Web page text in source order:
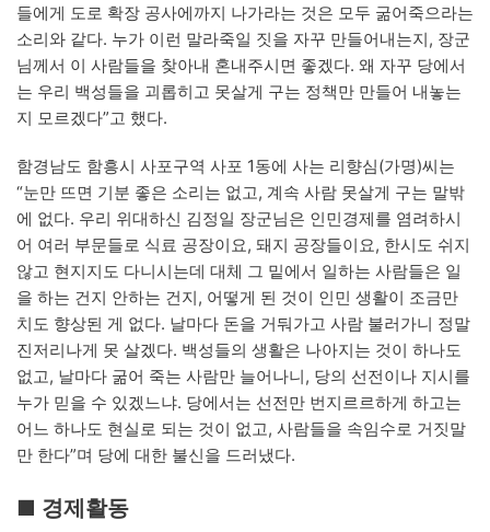
들에게 도로 확장 공사에까지 나가라는 것은 모두 굶어죽으라는
소리와 같다. 누가 이런 말라죽일 짓을 자꾸 만들어내는지, 장군
님께서 이 사람들을 찾아내 혼내주시면 좋겠다. 왜 자꾸 당에서
는 우리 백성들을 괴롭히고 못살게 구는 정책만 만들어 내놓는
지 모르겠다”고 했다.
함경남도 함흥시 사포구역 사포 1동에 사는 리향심(가명)씨는
“눈만 뜨면 기분 좋은 소리는 없고, 계속 사람 못살게 구는 말밖
에 없다. 우리 위대하신 김정일 장군님은 인민경제를 염려하시
어 여러 부문들로 식료 공장이요, 돼지 공장들이요, 한시도 쉬지
않고 현지지도 다니시는데 대체 그 밑에서 일하는 사람들은 일
을 하는 건지 안하는 건지, 어떻게 된 것이 인민 생활이 조금만
치도 향상된 게 없다. 날마다 돈을 거둬가고 사람 불러가니 정말
진저리나게 못 살겠다. 백성들의 생활은 나아지는 것이 하나도
없고, 날마다 굶어 죽는 사람만 늘어나니, 당의 선전이나 지시를
누가 믿을 수 있겠느냐. 당에서는 선전만 번지르르하게 하고는
어느 하나도 현실로 되는 것이 없고, 사람들을 속임수로 거짓말
만 한다”며 당에 대한 불신을 드러냈다.
■ 경제활동